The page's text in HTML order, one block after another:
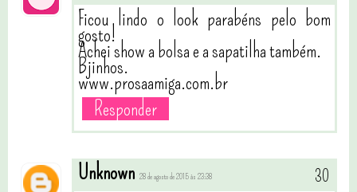
Ficou lindo o look parabéns pelo bom
gosto!
Achei show a bolsa e a sapatilha também.
Bjinhos.
www.prosaamiga.com.br
Responder
Unknown 28 de agosto de 2015 às 23:38